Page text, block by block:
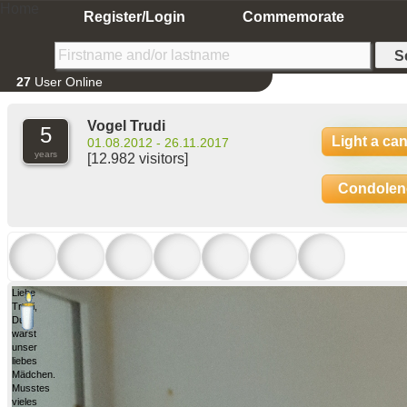
Register/Login Commemorate
27 User Online
5
years
Vogel Trudi
01.08.2012 - 26.11.2017
[12.982 visitors]
Light a
Liebe
Trudi,
Du
warst
unser
liebes
Mädchen.
Musstes
vieles